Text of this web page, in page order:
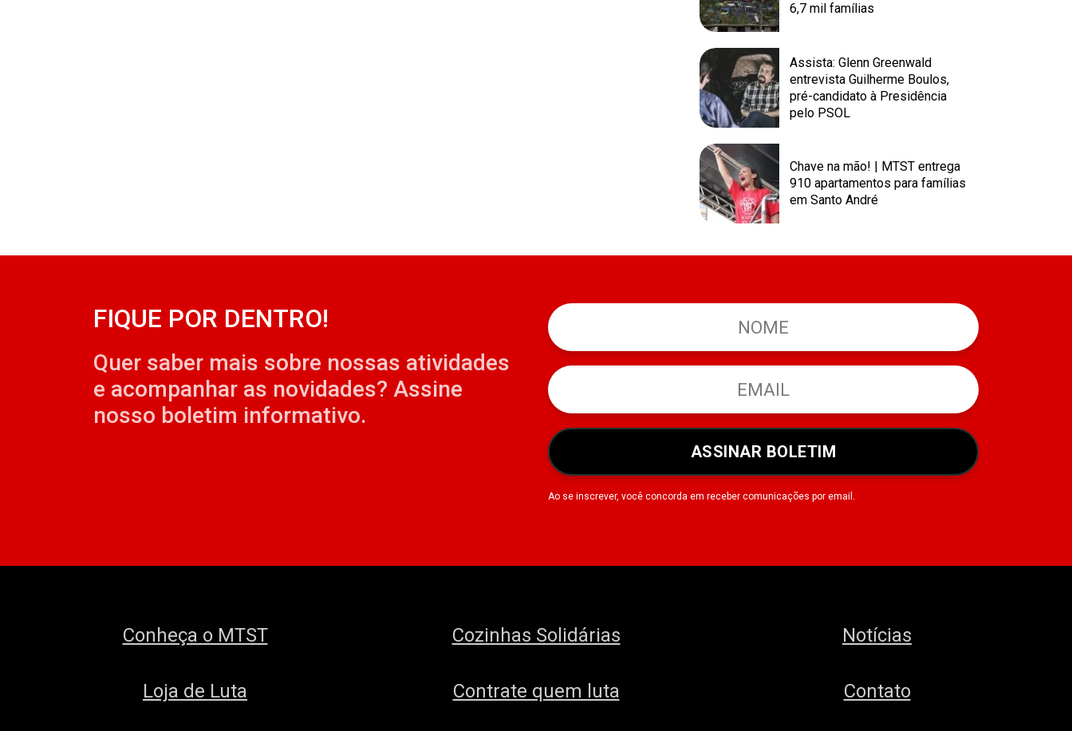
6,7 mil famílias
Assista: Glenn Greenwald
entrevista Guilherme Boulos,
pré-candidato à Presidência
pelo PSOL
Chave na mão! | MTST entrega
910 apartamentos para famílias
em Santo André
FIQUE POR DENTRO!
Quer saber mais sobre nossas atividades
e acompanhar as novidades? Assine
nosso boletim informativo.
ASSINAR BOLETIM
Ao se inscrever, você concorda em receber comunicações por email.
Conheça o MTST
Loja de Luta
Cozinhas Solidárias
Contrate quem luta
Notícias
Contato